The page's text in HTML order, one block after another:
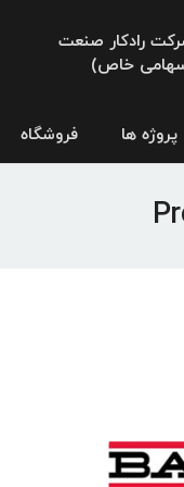
رادکار صنعت
خاص)
پروژه ها فروشگاه